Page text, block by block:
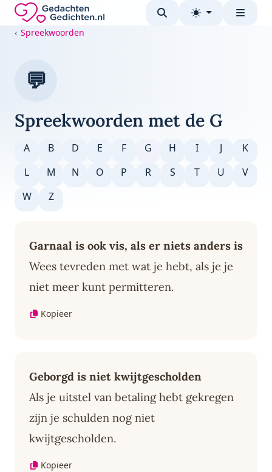
Direct naar de inhoud
Gedachten-Gedichten.nl — naar de homepage
Spreekwoorden
💬
Spreekwoorden met de G
A B D E F G H I J
K
L
M N O P R S T U
V
W
Z
Garnaal is ook vis, als er niets anders is
Wees tevreden met wat je hebt, als je je
niet meer kunt permitteren.
Kopieer
Geborgd is niet kwijtgescholden
Als je uitstel van betaling hebt gekregen
zijn je schulden nog niet
kwijtgescholden.
Kopieer